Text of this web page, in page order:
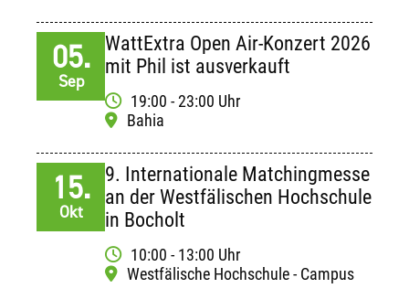
05.
Sep
WattExtra Open Air-Konzert 2026
mit Phil ist ausverkauft
19:00 - 23:00 Uhr
Bahia
15.
Okt
9. Internationale Matchingmesse
an der Westfälischen Hochschule
in Bocholt
10:00 - 13:00 Uhr
Westfälische Hochschule - Campus